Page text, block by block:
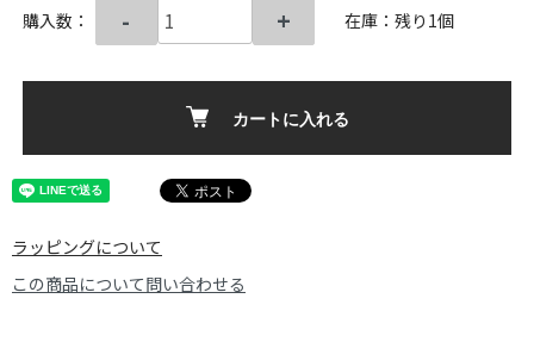
購入数： - + 在庫：残り1個
カートに入れる
ラッピングについて
この商品について問い合わせる